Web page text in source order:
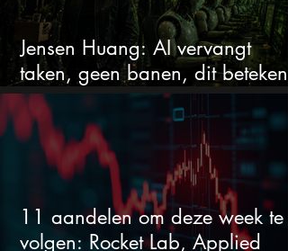
Jensen Huang: AI vervangt
taken, geen banen, dit betekent
het voor AI-aandelen
11 aandelen om deze week te
volgen: Rocket Lab, Applied